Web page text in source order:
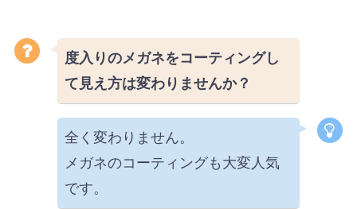
度入りのメガネをコーティングし
て見え方は変わりませんか？
全く変わりません。
メガネのコーティングも大変人気
です。